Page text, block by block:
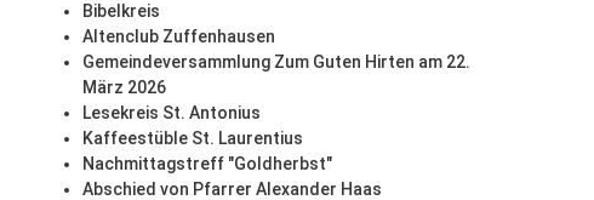
Bibelkreis
Altenclub Zuffenhausen
Gemeindeversammlung Zum Guten Hirten am 22.
März 2026
Lesekreis St. Antonius
Kaffeestüble St. Laurentius
Nachmittagstreff "Goldherbst"
Abschied von Pfarrer Alexander Haas